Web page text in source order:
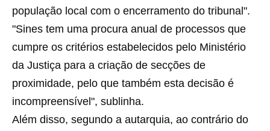
população local com o encerramento do tribunal".
"Sines tem uma procura anual de processos que
cumpre os critérios estabelecidos pelo Ministério
da Justiça para a criação de secções de
proximidade, pelo que também esta decisão é
incompreensível", sublinha.
Além disso, segundo a autarquia, ao contrário do